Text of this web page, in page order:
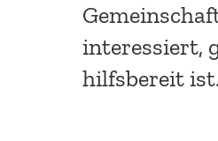
interessiert,
hilfsbereit ist.